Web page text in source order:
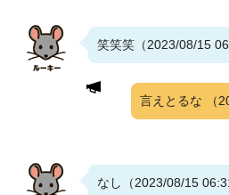
笑笑笑（2023/08/15
言えとるな （
なし（2023/08/15